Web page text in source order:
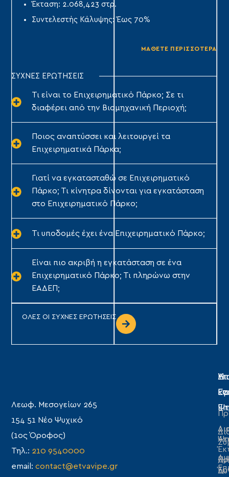
Έκταση: 2.068,423 στρ.
Συντελεστής Κάλυψης: Έως 70%
ΜΑΘΕΤΕ ΠΕΡΙΣΣΟΤΕΡΑ
ΣΥΧΝΕΣ ΕΡΩΤΗΣΕΙΣ
Τι είναι το Επιχειρηματικό Πάρκο; Σε τι
διαφέρει από την Βιομηχανική Περιοχή;
Ποιος αναπτύσσει και λειτουργεί τα
Επιχειρηματικά Πάρκα;
Γιατί να εγκατασταθώ σε Επιχειρηματικό
Πάρκο; Τι κίνητρα δίνονται για εγκατάσταση
στο Επιχειρηματικό Πάρκο;
Τι υποδομές έχει ένα Επιχειρηματικό Πάρκο;
Είναι πιο ακριβή η εγκατάσταση σε ένα
Επιχειρηματικό Πάρκο; Τι πληρώνω στην
ΕΑΔΕΠ;
ΟΛΕΣ ΟΙ ΣΥΧΝΕΣ ΕΡΩΤΗΣΕΙΣ
Λεωφ. Μεσογείων 265
154 51 Νέο Ψυχικό
(1ος Όροφος)
Τηλ.: 210 9540000
email:contact@etvavipe.gr
Η